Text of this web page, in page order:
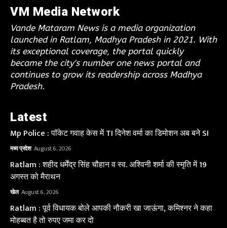
VM Media Network
Vande Mataram News is a media organization
launched in Ratlam, Madhya Pradesh in 2021. With
its exceptional coverage, the portal quickly
became the city's number one news portal and
continues to grow its readership across Madhya
Pradesh.
Latest
Mp Police : पॉकेट गवाह केस में TI दिनेश वर्मा का डिमोशन अब बने SI
मध्य प्रदेश August 6, 2026
Ratlam : शहीद धर्मेंद्र सिंह चौहान व स्व. अश्विनी शर्मा की स्मृति में 19
अगस्त को मैराथन
खेल August 6, 2026
Ratlam : पूर्व विधायक बोले आपकी नौकरी खा जाऊंगा, कमिश्नर ने कहा
मोहब्बत है तो रुपए जमा कर दो